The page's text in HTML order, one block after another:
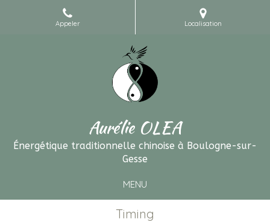
Appeler Localisation
Aurélie OLEA
Énergétique traditionnelle chinoise à Boulogne-sur-
Gesse
MENU
Timing